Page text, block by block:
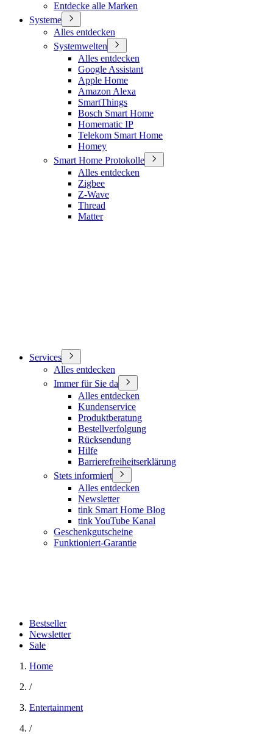
Entdecke alle Marken
Systeme
Alles entdecken
Systemwelten
Alles entdecken
Google Assistant
Apple Home
Amazon Alexa
SmartThings
Bosch Smart Home
Homematic IP
Telekom Smart Home
Homey
Smart Home Protokolle
Alles entdecken
Zigbee
Z-Wave
Thread
Matter
Services
Alles entdecken
Immer für Sie da
Alles entdecken
Kundenservice
Produktberatung
Bestellverfolgung
Rücksendung
Hilfe
Barrierefreiheitserklärung
Stets informiert
Alles entdecken
Newsletter
tink Smart Home Blog
tink YouTube Kanal
Geschenkgutscheine
Funktioniert-Garantie
Bestseller
Newsletter
Sale
Home
/
Entertainment
/